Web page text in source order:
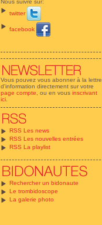
Nous suivre sur:
twitter
facebook
Vous pouvez vous abonner à la lettre
d'information directement sur votre
page compte , ou en vous inscrivant
ici
RSS Les news
RSS Les nouvelles entrées
RSS La playlist
Rechercher un bidonaute
Le trombidoscope
La galerie photo